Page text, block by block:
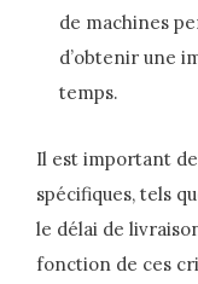
de machines
d’obtenir une
temps.
Il est important
spécifiques, tels
le délai de
fonction de ces